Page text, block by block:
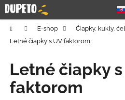
Prejsť
na
obsah
DomovE-shop
Čiapky, kukly,
Letné čiapky s UV faktorom
Letné čiapky s
faktorom
K
o
o
p
o